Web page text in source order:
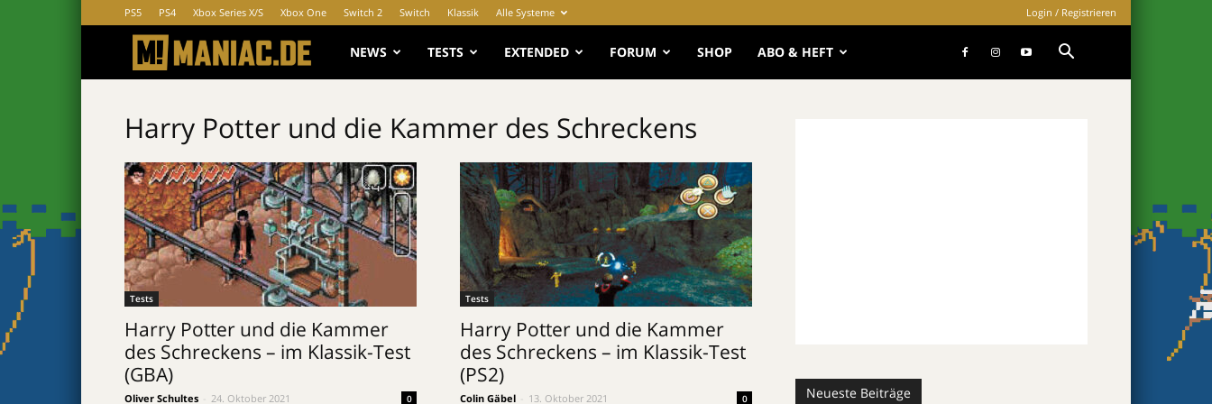
PS5 PS4 Xbox Series X/S Xbox One Switch 2 Switch Klassik Alle Systeme Login / Registrieren
MANIAC.de
NEWS TESTS EXTENDED FORUM SHOP ABO & HEFT
Harry Potter und die Kammer des Schreckens
Tests
Harry Potter und die Kammer
des Schreckens – im Klassik-Test
(GBA)
Oliver Schultes 24. Oktober 2021 0
Tests
Harry Potter und die Kammer
des Schreckens – im Klassik-Test
(PS2)
Colin Gäbel 13. Oktober 2021 0 Neueste Beiträge